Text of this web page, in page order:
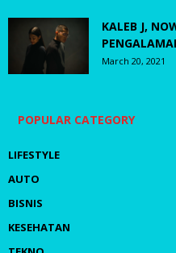
KALEB J,
March 20, 2021
POPULAR CATEGORY
LIFESTYLE
AUTO
BISNIS
KESEHATAN